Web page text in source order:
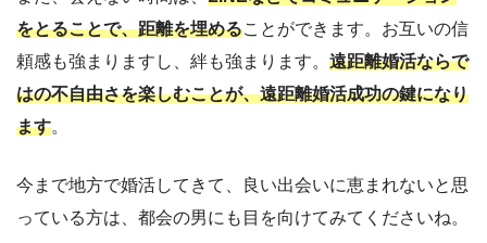
をとることで、距離を埋めることができます。お互いの信
頼感も強まりますし、絆も強まります。 遠距離婚活ならで
はの不自由さを楽しむことが、遠距離婚活成功の鍵になり
ます。
今まで地方で婚活してきて、良い出会いに恵まれないと思
っている方は、都会の男にも目を向けてみてくださいね。